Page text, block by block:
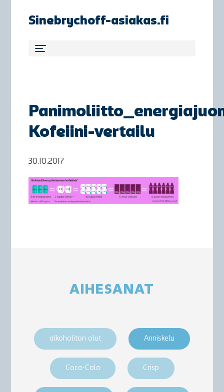
Sinebrychoff-asiakas.fi
Kofeiini-vertailu
30.10.2017
AIHESANAT
alkoholiton olut Anniskelu
Coca-Cola Crisp